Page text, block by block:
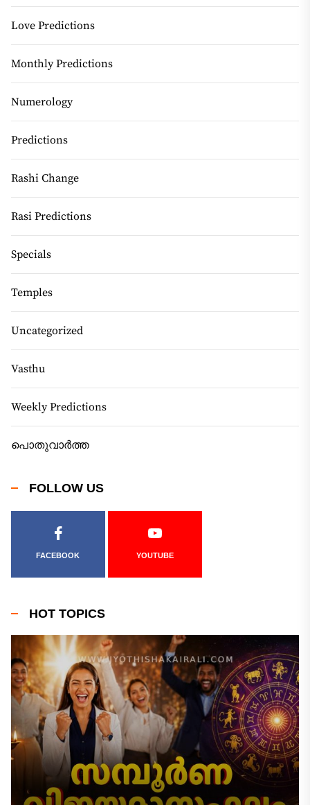
Love Predictions
Monthly Predictions
Numerology
Predictions
Rashi Change
Rasi Predictions
Specials
Temples
Uncategorized
Vasthu
Weekly Predictions
പൊതുവാർത്ത
FOLLOW US
FACEBOOK YOUTUBE
HOT TOPICS